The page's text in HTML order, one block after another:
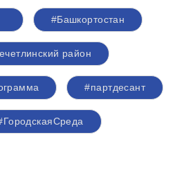
#Башкортостан
район
#партдесант